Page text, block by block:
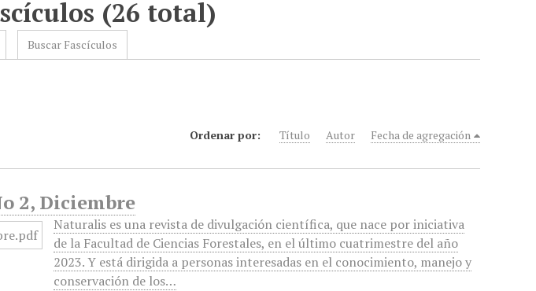
(26 total)
Buscar Fascículos
Ordenar por: Título Autor Fecha de agregación
2, Diciembre
Naturalis es una revista de divulgación científica, que nace por iniciativa
de la Facultad de Ciencias Forestales, en el último cuatrimestre del año
2023. Y está dirigida a personas interesadas en el conocimiento, manejo y
conservación de los…